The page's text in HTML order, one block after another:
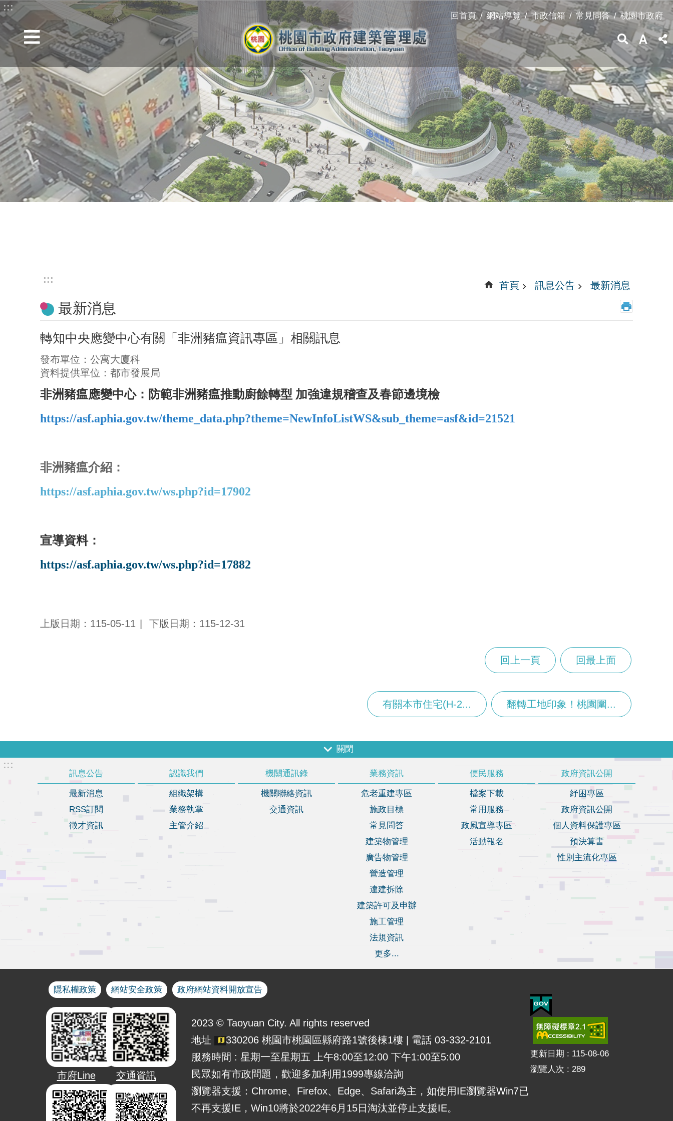
跳到主要內容區塊
:::
回首頁 網站導覽 市政信箱 常見問答 桃園市政府
:::
首頁 訊息公告 最新消息
最新消息
轉知中央應變中心有關「非洲豬瘟資訊專區」相關訊息
發布單位：公寓大廈科
資料提供單位：都市發展局
非洲豬瘟應變中心：防範非洲豬瘟推動廚餘轉型 加強違規稽查及春節邊境檢
https://asf.aphia.gov.tw/theme_data.php?theme=NewInfoListWS&sub_theme=asf&id=21521
非洲豬瘟介紹：
https://asf.aphia.gov.tw/ws.php?id=17902
宣導資料：
https://asf.aphia.gov.tw/ws.php?id=17882
上版日期：115-05-11 下版日期：115-12-31
回上一頁 回最上面
有關本市住宅(H-2... 翻轉工地印象！桃園圍...
關閉
:::
訊息公告
最新消息
RSS訂閱
徵才資訊
認識我們
組織架構
業務執掌
主管介紹
機關通訊錄
機關聯絡資訊
交通資訊
業務資訊
危老重建專區
施政目標
常見問答
建築物管理
廣告物管理
營造管理
違建拆除
建築許可及申辦
施工管理
法規資訊
更多...
便民服務
檔案下載
常用服務
政風宣導專區
活動報名
政府資訊公開
紓困專區
政府資訊公開
個人資料保護專區
預決算書
性別主流化專區
隱私權政策 網站安全政策 政府網站資料開放宣告
市府Line 交通資訊
2023 © Taoyuan City. All rights reserved
地址
330206 桃園市桃園區縣府路1號後棟1樓 | 電話 03-332-2101
服務時間 : 星期一至星期五 上午8:00至12:00 下午1:00至5:00
民眾如有市政問題，歡迎多加利用1999專線洽詢
瀏覽器支援：Chrome、Firefox、Edge、Safari為主，如使用IE瀏覽器Win7已
不再支援IE，Win10將於2022年6月15日淘汰並停止支援IE。
更新日期
115-08-06
瀏覽人次
289